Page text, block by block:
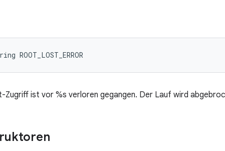
ist vor %s verloren gegangen. Der Lauf wird